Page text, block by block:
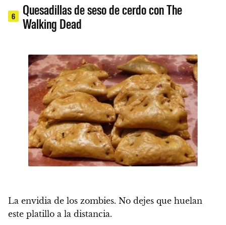
6
Quesadillas de seso de cerdo con The
Walking Dead
La envidia de los zombies. No dejes que huelan
este platillo a la distancia.